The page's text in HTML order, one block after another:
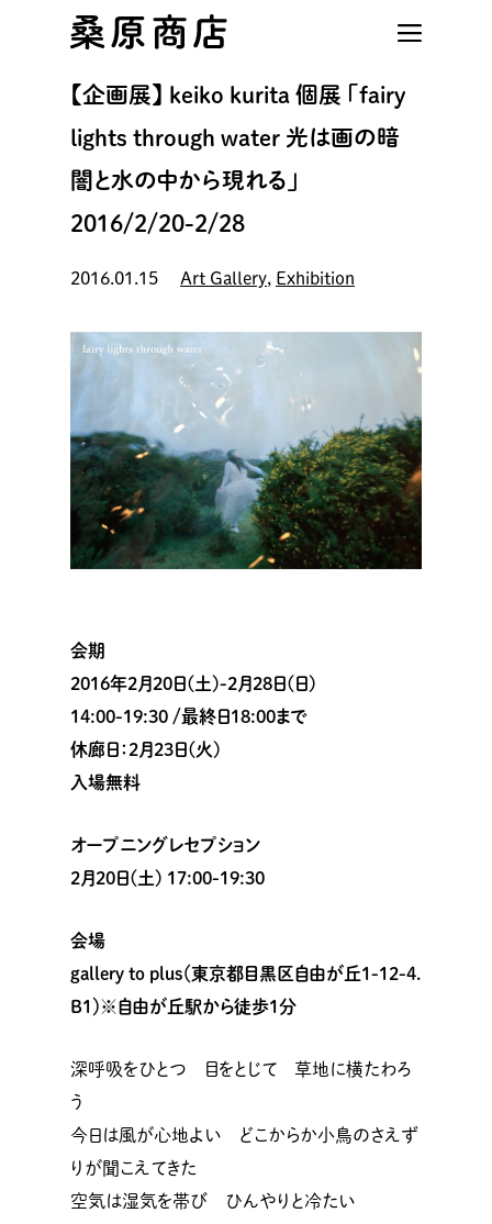
【企画展】 keiko kurita 個展 「fairy
lights through water 光は画の暗
闇と水の中から現れる」
2016/2/20-2/28
2016.01.15 Art Gallery, Exhibition
会期
2016年2月20日(土)-2月28日(日)
14:00-19:30 /最終日18:00まで
休廊日：2月23日(火)
入場無料
オープニングレセプション
2月20日(土) 17:00-19:30
会場
gallery to plus（東京都目黒区自由が丘1-12-4.
B1）※自由が丘駅から徒歩1分
深呼吸をひとつ 目をとじて 草地に横たわろ
う
今日は風が心地よい どこからか小鳥のさえず
りが聞こえてきた
空気は湿気を帯び ひんやりと冷たい